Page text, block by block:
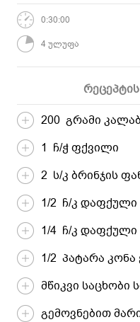
0:30:00
4 ულუფა
200 გრამი
1 ჩ/ჭ ფქვილი
2 ს/კ ბრინჯის
1/2 ჩ/კ დაფქული
1/4 ჩ/კ დაფქული
1/2 პატარა კონა
მწიკვი საცხობი
გემოვნებით